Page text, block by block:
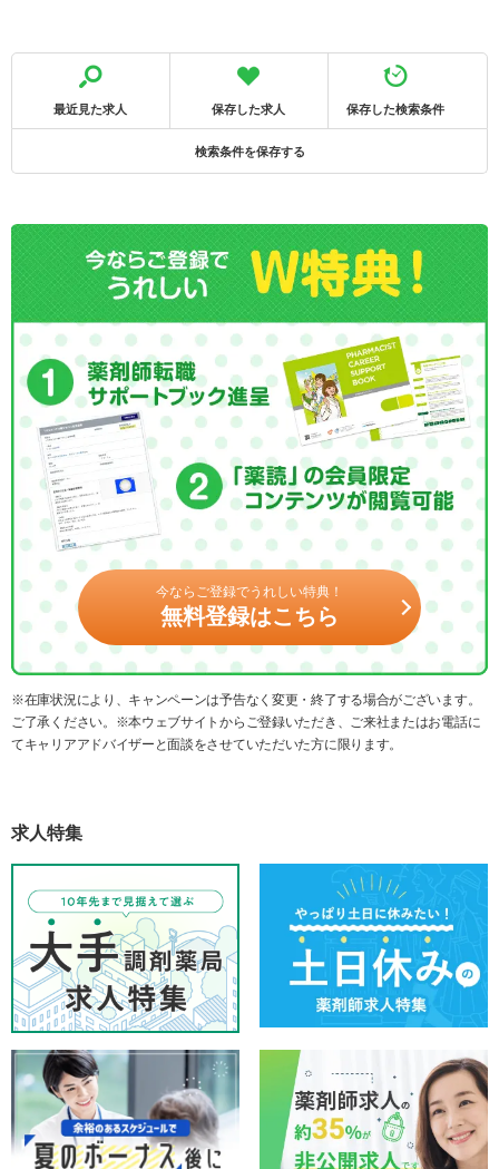
最近見た求人 保存した求人 保存した検索条件
検索条件を保存する
今ならご登録でうれしい特典！
無料登録はこちら
※在庫状況により、キャンペーンは予告なく変更・終了する場合がございます。
ご了承ください。※本ウェブサイトからご登録いただき、ご来社またはお電話に
てキャリアアドバイザーと面談をさせていただいた方に限ります。
求人特集